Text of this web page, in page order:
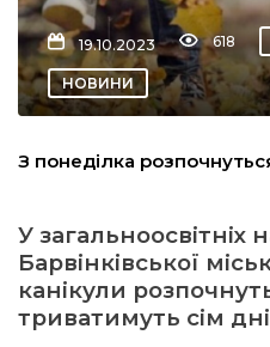
19.10.2023 618
НОВИНИ
З понеділка
У загальноосвітніх
Барвінківської
канікули
триватимуть сім